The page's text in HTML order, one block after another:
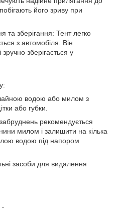
його зриву при
та зберігання: Тент легко
з автомобіля. Він
зберігається у
водою або милом з
або губки.
рекомендується
милом і залишити на кілька
водою під напором
засоби для видалення